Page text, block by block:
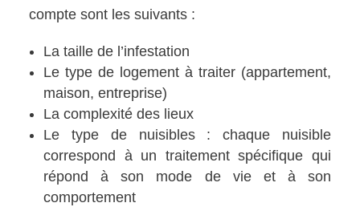
compte sont les suivants :
La taille de l’infestation
Le type de logement à traiter (appartement,
maison, entreprise)
La complexité des lieux
Le type de nuisibles : chaque nuisible
correspond à un traitement spécifique qui
répond à son mode de vie et à son
comportement